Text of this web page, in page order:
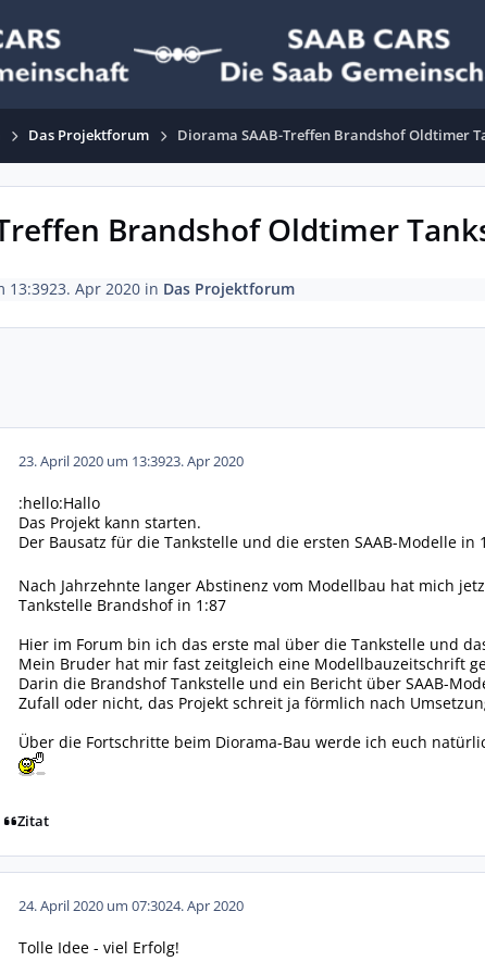
Das Projektforum Diorama SAAB-Treffen Brandshof Oldtimer
Brandshof Oldtimer
13:3923. Apr 2020in Das Projektforum
23. April 2020 um 13:3923. Apr 2020
:hello:Hallo
Das Projekt kann starten.
Der Bausatz für die Tankstelle und die ersten SAAB-Modelle in
Nach Jahrzehnte langer Abstinenz vom Modellbau hat mich
Tankstelle Brandshof in 1:87
Hier im Forum bin ich das erste mal über die Tankstelle und
Mein Bruder hat mir fast zeitgleich eine Modellbauzeitschrift
Darin die Brandshof Tankstelle und ein Bericht über SAAB-
Zufall oder nicht, das Projekt schreit ja förmlich nach
Über die Fortschritte beim Diorama-Bau werde ich euch
Zitat
24. April 2020 um 07:3024. Apr 2020
Tolle Idee - viel Erfolg!